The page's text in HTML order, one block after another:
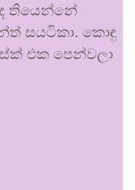
තියෙන්නේ
සයටිකා. කොඳු
එක පෙන්වලා